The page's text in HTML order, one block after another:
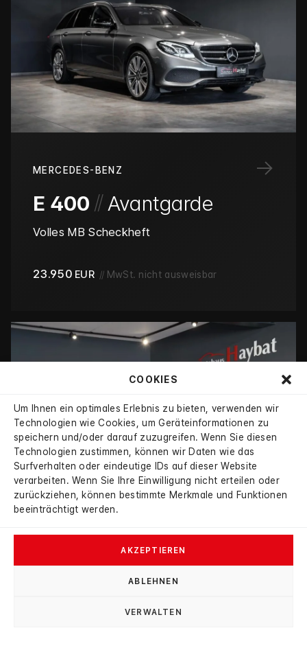
COOKIES
Um Ihnen ein optimales Erlebnis zu bieten, verwenden wir
Technologien wie Cookies, um Geräteinformationen zu
speichern und/oder darauf zuzugreifen. Wenn Sie diesen
Technologien zustimmen, können wir Daten wie das
Surfverhalten oder eindeutige IDs auf dieser Website
verarbeiten. Wenn Sie Ihre Einwilligung nicht erteilen oder
zurückziehen, können bestimmte Merkmale und Funktionen
beeinträchtigt werden.
AKZEPTIEREN
ABLEHNEN
VERWALTEN
→
MERCEDES-BENZ
E 400 // Avantgarde
Volles MB Scheckheft
23.950 EUR // MwSt. nicht ausweisbar
MERCEDES-BENZ
AMG Line
AMG Night RFK AHK